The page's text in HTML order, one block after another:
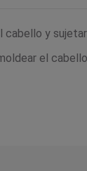
y
el cabello.